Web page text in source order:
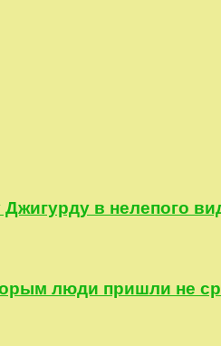
в нелепого
люди пришли не